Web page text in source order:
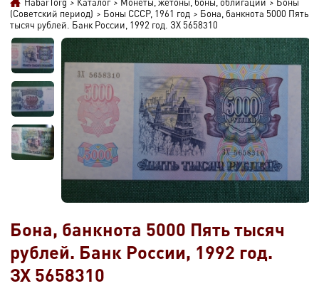
(Советский период) > Боны СССР, 1961 год > Бона, банкнота 5000 Пять
тысяч рублей. Банк России, 1992 год. ЗХ 5658310
Бона, банкнота 5000 Пять тысяч
рублей. Банк России, 1992 год.
ЗХ 5658310